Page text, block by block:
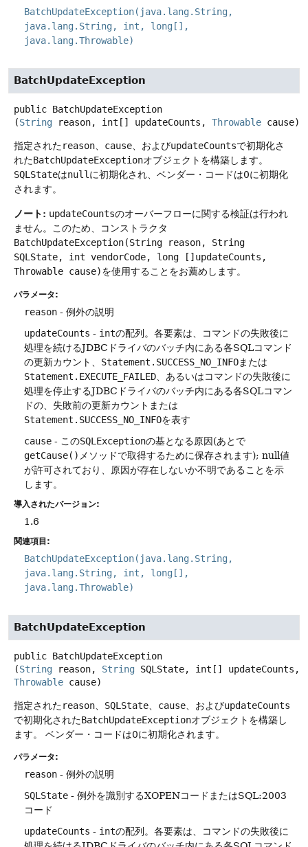
BatchUpdateException(java.lang.String,
java.lang.String, int, long[],
java.lang.Throwable)
BatchUpdateException
public BatchUpdateException
(String reason, int[] updateCounts, Throwable cause)
指定されたreason cause 、およびupdateCountsで初期化さ
れたBatchUpdateExceptionオブジェクトを構築します。
SQLStateはnull に初期化され、ベンダー・コードは0に初期化
されます。
ノート: updateCountsのオーバーフローに関する検証は行われ
ません。このため、コンストラクタ
BatchUpdateException(String reason, String
SQLState, int vendorCode, long []updateCounts,
Throwable cause)を使用することをお薦めします。
パラメータ:
reason - 例外の説明
updateCounts - intの配列。各要素は、コマンドの失敗後に
処理を続けるJDBCドライバのバッチ内にある各SQLコマンド
の更新カウント、 Statement.SUCCESS_NO_INFOまたは
Statement.EXECUTE_FAILED 、あるいはコマンドの失敗後に
処理を停止するJDBCドライバのバッチ内にある各SQLコマン
ドの、失敗前の更新カウントまたは
Statement.SUCCESS_NO_INFOを表す
cause - このSQLExceptionの基となる原因(あとで
getCause() メソッドで取得するために保存されます); null値
が許可されており、原因が存在しないか不明であることを示
します。
導入されたバージョン:
1.6
関連項目:
BatchUpdateException(java.lang.String,
java.lang.String, int, long[],
java.lang.Throwable)
BatchUpdateException
public BatchUpdateException
(String reason, String
Throwable cause)
指定されたreason SQLState cause 、およびupdateCounts
で初期化されたBatchUpdateExceptionオブジェクトを構築し
ます。
ベンダー・コードは0に初期化されます。
パラメータ:
reason - 例外の説明
SQLState - 例外を識別するXOPENコードまたはSQL:2003
コード
updateCounts - intの配列。各要素は、コマンドの失敗後に